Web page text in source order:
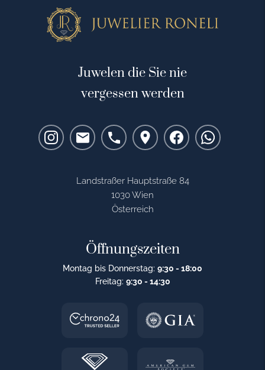
Juwelen die Sie nie
vergessen werden
Landstraßer Hauptstraße 84
1030 Wien
Österreich
Öffnungszeiten
Montag bis Donnerstag: 9:30 - 18:00
Freitag: 9:30 - 14:30